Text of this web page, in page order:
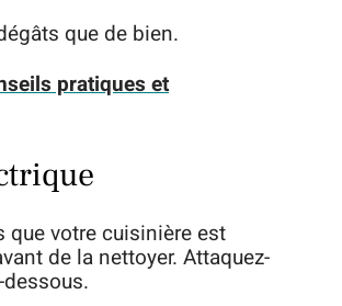
que de bien.
pratiques et
que votre cuisinière est
de la nettoyer. Attaquez-